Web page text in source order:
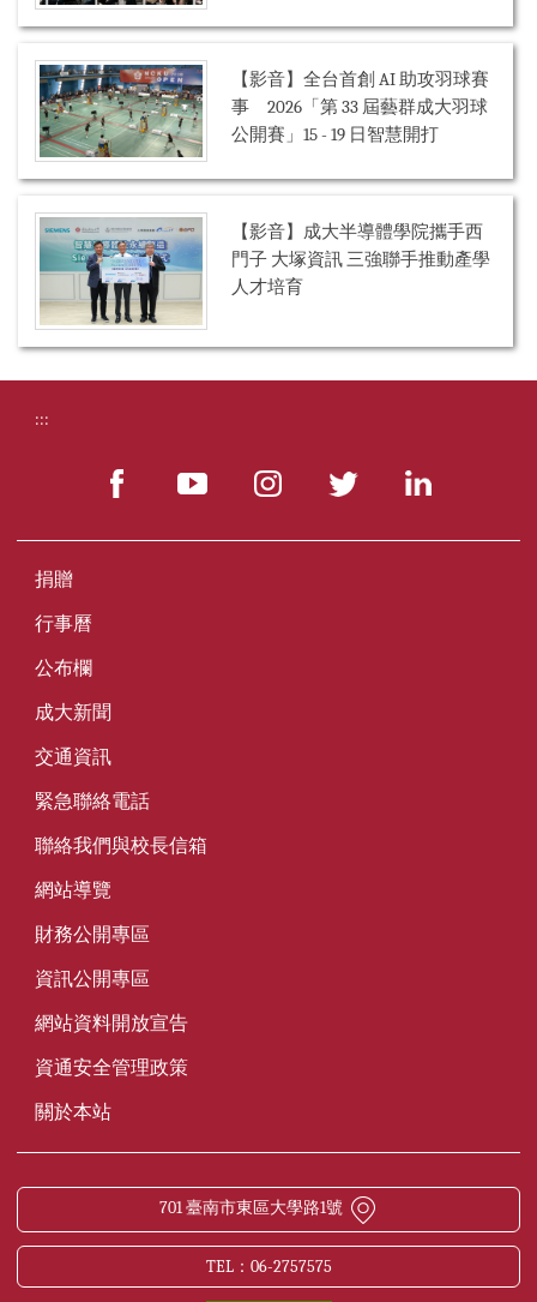
【影音】全台首創 AI 助攻羽球賽
事 2026「第 33 屆藝群成大羽球
公開賽」15 - 19 日智慧開打
【影音】成大半導體學院攜手西
門子 大塚資訊 三強聯手推動產學
人才培育
:::
捐贈
行事曆
公布欄
成大新聞
交通資訊
緊急聯絡電話
聯絡我們與校長信箱
網站導覽
財務公開專區
資訊公開專區
網站資料開放宣告
資通安全管理政策
關於本站
701 臺南市東區大學路1號
TEL：06-2757575